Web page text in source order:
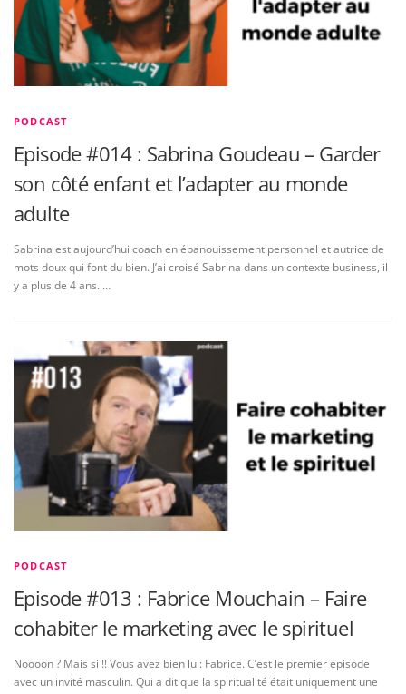
PODCAST
Episode #014 : Sabrina Goudeau – Garder
son côté enfant et l’adapter au monde
adulte
Sabrina est aujourd’hui coach en épanouissement personnel et autrice de
mots doux qui font du bien. J’ai croisé Sabrina dans un contexte business, il
y a plus de 4 ans. …
PODCAST
Episode #013 : Fabrice Mouchain – Faire
cohabiter le marketing avec le spirituel
Noooon ? Mais si !! Vous avez bien lu : Fabrice. C’est le premier épisode
avec un invité masculin. Qui a dit que la spiritualité était uniquement une